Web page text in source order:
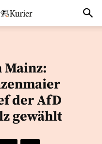
Mainz:
der AfD
gewählt